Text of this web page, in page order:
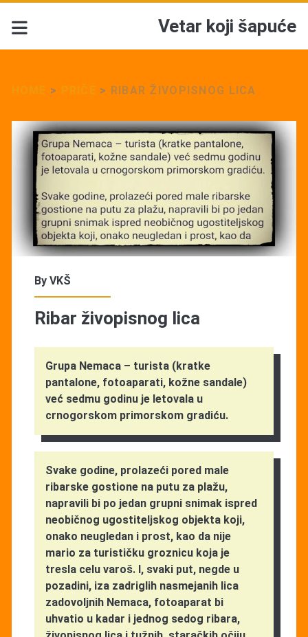
Vetar koji šapuće
> > RIBAR ŽIVOPISNOG LICA
By VKŠ
Ribar živopisnog lica
Grupa Nemaca – turista (kratke
pantalone, fotoaparati, kožne sandale)
već sedmu godinu je letovala u
crnogorskom primorskom gradiću.
Svake godine, prolazeći pored male
ribarske gostione na putu za plažu,
napravili bi po jedan grupni snimak ispred
neobičnog ugostiteljskog objekta koji,
onako neugledan i prost, kao da nije
mario za turističku groznicu koja je
tresla celu varoš. I, svaki put, negde u
pozadini, iza zadriglih nasmejanih lica
zadovoljnih Nemaca, fotoaparat bi
uhvatio u kadar i jednog sedog ribara,